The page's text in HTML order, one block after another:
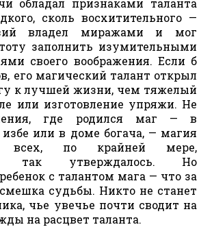
обладал признаками таланта
сколь восхитительного —
владел миражами и мог
заполнить изумительными
своего воображения. Если б
его магический талант открыл
к лучшей жизни, чем тяжелый
или изготовление упряжи. Не
где родился маг — в
избе или в доме богача, — магия
всех, по крайней мере,
так утверждалось. Но
с талантом мага — что за
судьбы. Никто не станет
чье увечье почти сводит на
на расцвет таланта.